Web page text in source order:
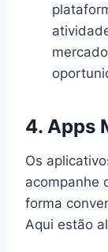
4. Apps
Os
acompanhe
forma
Aqui estão